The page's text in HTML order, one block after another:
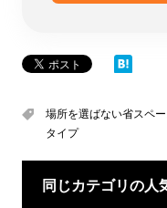
場所を選ばない省スペ
タイプ
同じカテゴリの人